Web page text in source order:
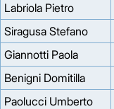
Labriola Pietro
Siragusa Stefano
Giannotti Paola
Benigni Domitilla
Paolucci Umberto